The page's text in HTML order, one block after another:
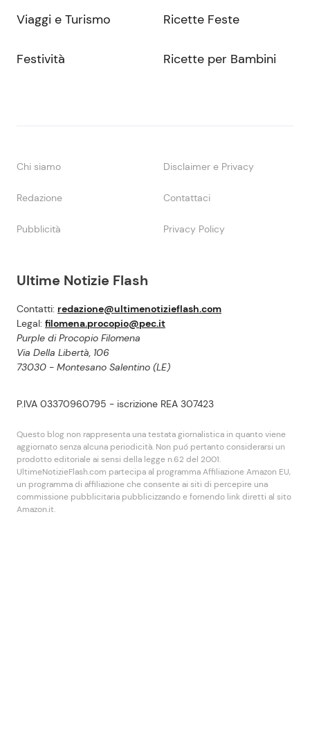
Ultime Notizie Flash
Contatti: redazione@ultimenotizieflash.com
Legal: filomena.procopio@pec.it
Purple di Procopio Filomena
Via Della Libertà, 106
73030 - Montesano Salentino (LE)
P.IVA 03370960795 - iscrizione REA 307423
Questo blog non rappresenta una testata giornalistica in quanto viene
aggiornato senza alcuna periodicità. Non puó pertanto considerarsi un
prodotto editoriale ai sensi della legge n.62 del 2001.
UltimeNotizieFlash.com partecipa al programma Affiliazione Amazon EU,
un programma di affiliazione che consente ai siti di percepire una
commissione pubblicitaria pubblicizzando e fornendo link diretti al sito
Amazon.it.
Viaggi e Turismo
Festività
Ricette Feste
Ricette per Bambini
Chi siamo Disclaimer e Privacy
Redazione Contattaci
Pubblicità Privacy Policy